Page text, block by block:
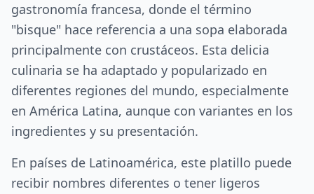
gastronomía francesa, donde el término
"bisque" hace referencia a una sopa elaborada
principalmente con crustáceos. Esta delicia
culinaria se ha adaptado y popularizado en
diferentes regiones del mundo, especialmente
en América Latina, aunque con variantes en los
ingredientes y su presentación.
En países de Latinoamérica, este platillo puede
recibir nombres diferentes o tener ligeros